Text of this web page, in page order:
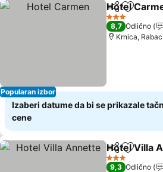
Popularan izbor
Deli Dodati
Hotel
3 Zvezdice
8,7 Odlično
Krnica,
Izaberi datume da bi se prikazale
cene
Deli Dodati
Hotel Villa
3 Zvezdice
9,3 Odlično